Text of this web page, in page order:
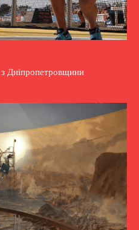
Дніпропетровщини